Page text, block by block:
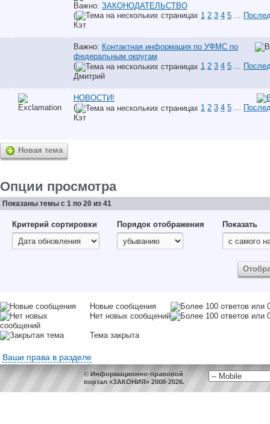
Важно: ЗАКОНОДАТЕЛЬСТВО
(
1 2 3 4 5
Кэт
Важно: Контактная информация по УФМС по
федеральным округам
(
1 2 3 4 5 ...
Дмитрий
НОВОСТИ!
(
1 2 3 4 5 ...
Кэт
Новая тема
Опции просмотра
Показаны темы с 1 по 20 из 41
Критерий сортировки Порядок отображения Показать
Новые сообщения
Нет новых сообщений
Тема закрыта
Ваши права в разделе
© Информационно-правовой
портал «ЗАКОНИЯ» 2008-2026.